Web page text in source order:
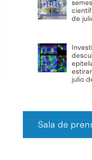
de
julio
Sala de